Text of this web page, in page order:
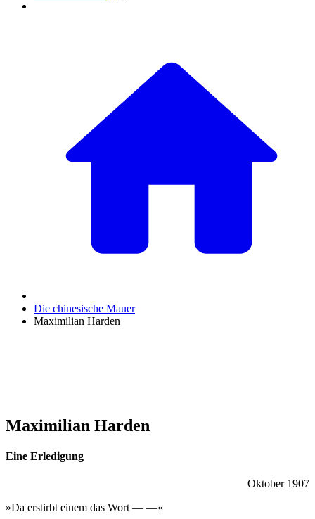
Die chinesische Mauer
Maximilian Harden
Maximilian Harden
Eine Erledigung
Oktober 1907
»Da erstirbt einem das Wort — —«